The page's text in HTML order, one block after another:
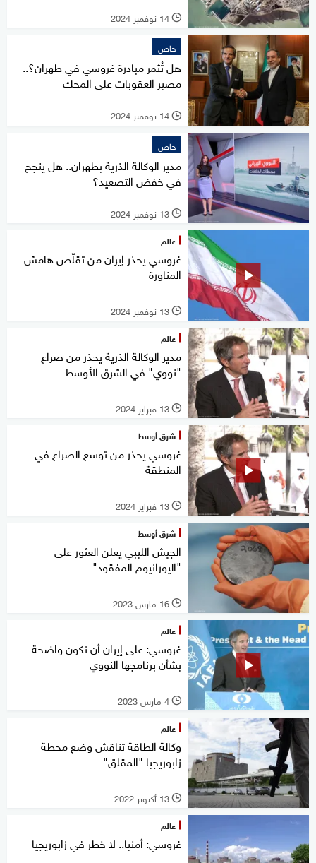
l 14 نوفمبر 2024
خاص
هل تُثمر مبادرة غروسي في طهران؟..
مصير العقوبات على المحك
l 14 نوفمبر 2024
خاص
مدير الوكالة الذرية بطهران.. هل ينجح
في خفض التصعيد؟
l 13 نوفمبر 2024
عالم
غروسي يحذر إيران من تقلّص هامش
المناورة
l 13 نوفمبر 2024
عالم
مدير الوكالة الذرية يحذر من صراع
"نووي" في الشرق الأوسط
l 13 فبراير 2024
شرق أوسط
غروسي يحذر من توسع الصراع في
المنطقة
l 13 فبراير 2024
شرق أوسط
الجيش الليبي يعلن العثور على
"اليورانيوم المفقود"
l 16 مارس 2023
عالم
غروسي: على إيران أن تكون واضحة
بشأن برنامجها النووي
l 4 مارس 2023
عالم
وكالة الطاقة تناقش وضع محطة
زابوريجيا "المقلق"
l 13 أكتوبر 2022
عالم
غروسي: أمنيا.. لا خطر في زابوريجيا